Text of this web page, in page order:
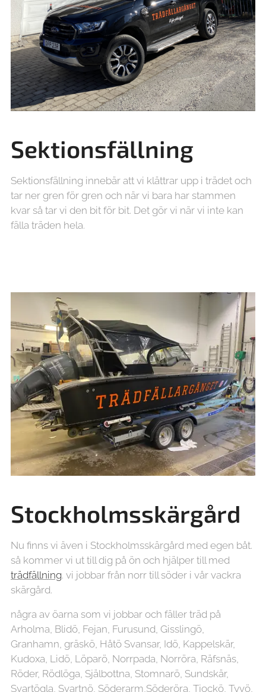
Sektionsfällning
Sektionsfällning innebär att vi klättrar upp i trädet och
tar ner gren för gren och när vi bara har stammen
kvar så tar vi den bit för bit. Det gör vi när vi inte kan
fälla träden hela.
Stockholmsskärgård
Nu finns vi även i Stockholmsskärgård med egen båt.
så kommer vi ut till dig på ön och hjälper till med
trädfällning. vi jobbar från norr till söder i vår vackra
skärgård.
några av öarna som vi jobbar och fäller träd på
Arholma, Blidö, Fejan, Furusund, Gisslingö,
Granhamn, gräskö, Håtö Svansar, Idö, Kappelskär,
Kudoxa, Lidö, Löparö, Norrpada, Norröra, Räfsnäs,
Röder, Rödlöga, Själbottna, Stomnarö, Sundskär,
Svartögla, Svartnö, Söderarm,Söderöra, Tjockö, Tyvö,